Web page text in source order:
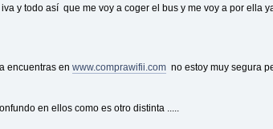
y todo así que me voy a coger el bus y me voy a por ella
encuentras enwww.comprawifii.com no estoy muy segura
en ellos como es otro distinta .....